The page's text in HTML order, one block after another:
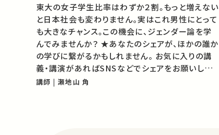
東大の女子学生比率はわずか２割。もっと増えない
と日本社会も変わりません。実はこれ男性にとって
も大きなチャンス。この機会に、ジェンダー論を学
んでみませんか？ ★あなたのシェアが、ほかの誰か
の学びに繋がるかもしれません。 お気に入りの講
義・講演があればSNSなどでシェアをお願いしま
す。
講師 | 瀬地山 角